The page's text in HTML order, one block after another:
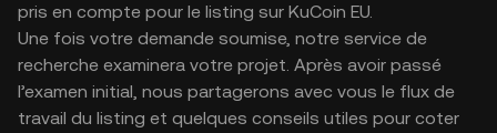
pris en compte pour le listing sur KuCoin EU.
Une fois votre demande soumise, notre service de
recherche examinera votre projet. Après avoir passé
l’examen initial, nous partagerons avec vous le flux de
travail du listing et quelques conseils utiles pour coter